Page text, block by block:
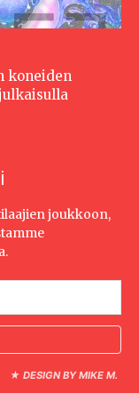
koneiden
joukkoon,
★ DESIGN BY MIKE M.